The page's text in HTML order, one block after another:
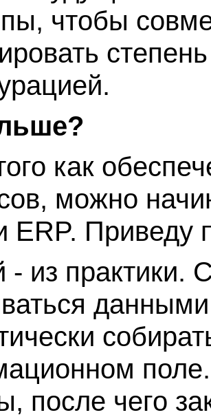
чтобы
как
можно
ERP. Приведу
из практики.
поле.
после чего